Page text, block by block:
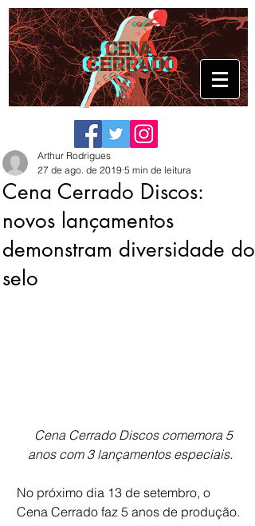
Cena Cerrado Discos:
novos lançamentos
demonstram diversidade do
selo
Arthur Rodrigues
27 de ago. de 2019 5 min de leitura
anos com 3 lançamentos especiais.
No próximo dia 13 de setembro, o
Cena Cerrado faz 5 anos de produção.